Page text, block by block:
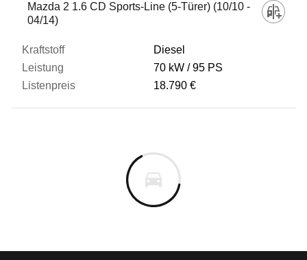
Mazda 2 1.6 CD Sports-Line (5-Türer) (10/10 -
04/14)
Diesel
70 kW
95 PS
18.790 €